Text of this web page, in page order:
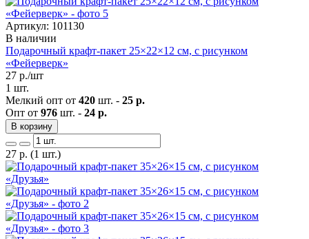
Артикул: 101130
В наличии
Подарочный крафт-пакет 25×22×12 см, с рисунком
«Фейерверк»
27 р./шт
1 шт.
Мелкий опт от 420 шт. - 25 р.
Опт от 976 шт. - 24 р.
В корзину
27 р. (1 шт.)